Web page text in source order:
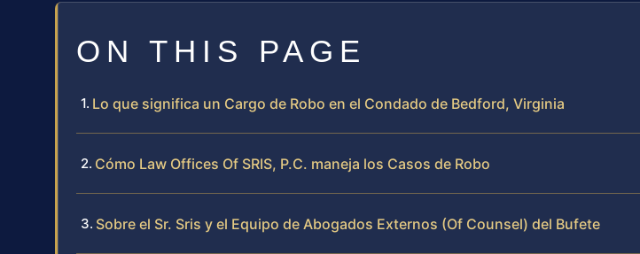
ON THIS PAGE
Lo que significa un Cargo de Robo en el Condado de Bedford, Virginia
Cómo Law Offices Of SRIS, P.C. maneja los Casos de Robo
Sobre el Sr. Sris y el Equipo de Abogados Externos (Of Counsel) del Bufete